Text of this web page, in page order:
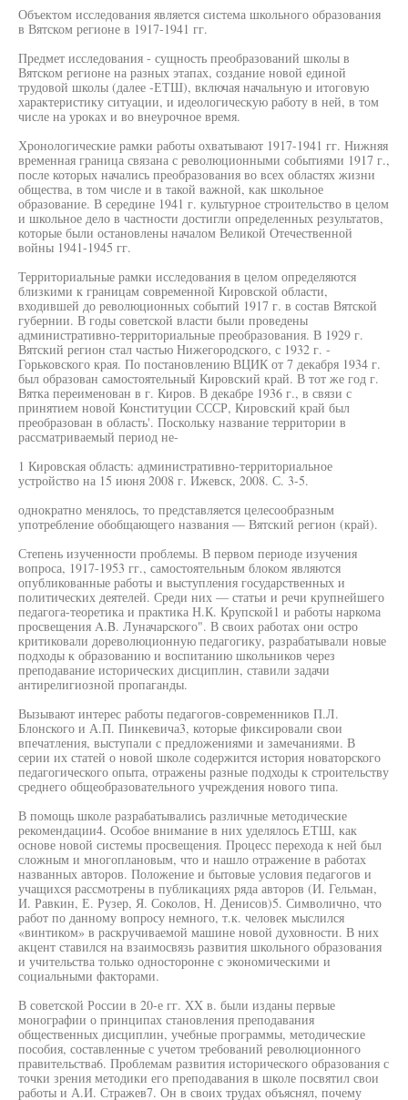
Объектом исследования является система школьного образования
в Вятском регионе в 1917-1941 гг.
Предмет исследования - сущность преобразований школы в
Вятском регионе на разных этапах, создание новой единой
трудовой школы (далее -ЕТШ), включая начальную и итоговую
характеристику ситуации, и идеологическую работу в ней, в том
числе на уроках и во внеурочное время.
Хронологические рамки работы охватывают 1917-1941 гг. Нижняя
временная граница связана с революционными событиями 1917 г.,
после которых начались преобразования во всех областях жизни
общества, в том числе и в такой важной, как школьное
образование. В середине 1941 г. культурное строительство в целом
и школьное дело в частности достигли определенных результатов,
которые были остановлены началом Великой Отечественной
войны 1941-1945 гг.
Территориальные рамки исследования в целом определяются
близкими к границам современной Кировской области,
входившей до революционных событий 1917 г. в состав Вятской
губернии. В годы советской власти были проведены
административно-территориальные преобразования. В 1929 г.
Вятский регион стал частью Нижегородского, с 1932 г. -
Горьковского края. По постановлению ВЦИК от 7 декабря 1934 г.
был образован самостоятельный Кировский край. В тот же год г.
Вятка переименован в г. Киров. В декабре 1936 г., в связи с
принятием новой Конституции СССР, Кировский край был
преобразован в область'. Поскольку название территории в
рассматриваемый период не-
1 Кировская область: административно-территориальное
устройство на 15 июня 2008 г. Ижевск, 2008. С. 3-5.
однократно менялось, то представляется целесообразным
употребление обобщающего названия — Вятский регион (край).
Степень изученности проблемы. В первом периоде изучения
вопроса, 1917-1953 гг., самостоятельным блоком являются
опубликованные работы и выступления государственных и
политических деятелей. Среди них — статьи и речи крупнейшего
педагога-теоретика и практика Н.К. Крупской1 и работы наркома
просвещения A.B. Луначарского". В своих работах они остро
критиковали дореволюционную педагогику, разрабатывали новые
подходы к образованию и воспитанию школьников через
преподавание исторических дисциплин, ставили задачи
антирелигиозной пропаганды.
Вызывают интерес работы педагогов-современников П.Л.
Блонского и А.П. Пинкевича3, которые фиксировали свои
впечатления, выступали с предложениями и замечаниями. В
серии их статей о новой школе содержится история новаторского
педагогического опыта, отражены разные подходы к строительству
среднего общеобразовательного учреждения нового типа.
В помощь школе разрабатывались различные методические
рекомендации4. Особое внимание в них уделялось ЕТШ, как
основе новой системы просвещения. Процесс перехода к ней был
сложным и многоплановым, что и нашло отражение в работах
названных авторов. Положение и бытовые условия педагогов и
учащихся рассмотрены в публикациях ряда авторов (И. Гельман,
И. Равкин, Е. Рузер, Я. Соколов, Н. Денисов)5. Символично, что
работ по данному вопросу немного, т.к. человек мыслился
«винтиком» в раскручиваемой машине новой духовности. В них
акцент ставился на взаимосвязь развития школьного образования
и учительства только односторонне с экономическими и
социальными факторами.
В советской России в 20-е гг. XX в. были изданы первые
монографии о принципах становления преподавания
общественных дисциплин, учебные программы, методические
пособия, составленные с учетом требований революционного
правительства6. Проблемам развития исторического образования с
точки зрения методики его преподавания в школе посвятил свои
работы и А.И. Стражев7. Он в своих трудах объяснял, почему